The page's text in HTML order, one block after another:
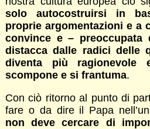
solo autocostruirsi in
proprie argomentazioni e a
convince e –
distacca dalle radici delle
diventa più
scompone e si frantuma.
Con ciò ritorno al punto di
fare o da dire il Papa
non deve cercare di